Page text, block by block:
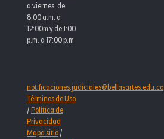
a viernes, de
8:00 a.m. a
12:00m y de 1:00
p.m. a 17:00 p.m.
notificaciones.judiciales@bellasartes.edu.co
Términos de Uso
/Política de
Privacidad
Mapa sitio/